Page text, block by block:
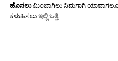
ಹೊನಲುಮಿಂಬಾಗಿಲು ನಿಮಗಾಗಿ ಯಾವಾಗಲೂ
ಕಳುಹಿಸಲುಇಲ್ಲಿ ಒತ್ತಿ.